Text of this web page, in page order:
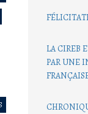
LA CIREB
PAR UNE